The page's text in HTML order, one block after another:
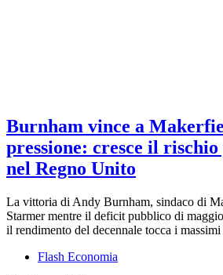
Burnham vince a
pressione: cresce il
nel Regno Unito
La vittoria di Andy Burnham, sindaco di
Starmer mentre il deficit pubblico di
il rendimento del decennale tocca i massimi
Flash Economia